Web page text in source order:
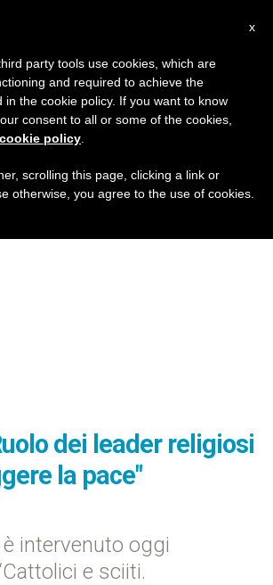
dei leader religiosi
la pace"
intervenuto oggi
e sciiti.
x
party tools use cookies, which are
and required to achieve the
in the cookie policy. If you want to know
consent to all or some of the cookies,
cookie policy
scrolling this page, clicking a link or
otherwise, you agree to the use of cookies.